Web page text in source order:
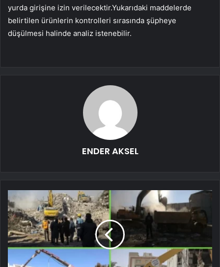
yurda girişine izin verilecektir.Yukarıdaki maddelerde
belirtilen ürünlerin kontrolleri sırasında şüpheye
düşülmesi halinde analiz istenebilir.
ENDER AKSEL